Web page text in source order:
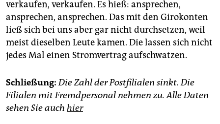
verkaufen, verkaufen. Es hieß: ansprechen,
ansprechen, ansprechen. Das mit den Girokonten
ließ sich bei uns aber gar nicht durchsetzen, weil
meist dieselben Leute kamen. Die lassen sich nicht
jedes Mal einen Stromvertrag aufschwatzen.
Schließung:Die Zahl der Postfilialen sinkt. Die
Filialen mit Fremdpersonal nehmen zu. Alle Daten
sehen Sie auch hier